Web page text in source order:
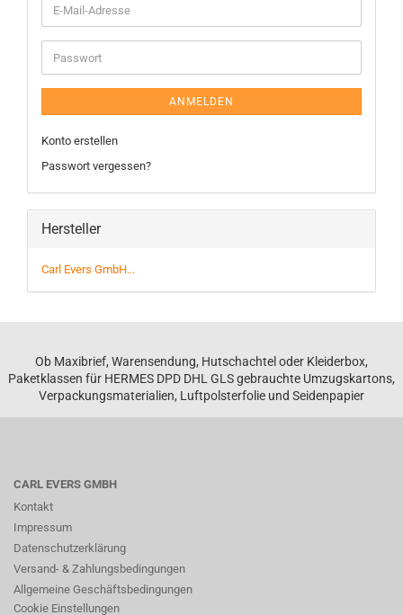
ANMELDEN
Konto erstellen
Passwort vergessen?
Hersteller
Carl Evers GmbH...
Ob Maxibrief, Warensendung, Hutschachtel oder Kleiderbox,
Paketklassen für HERMES DPD DHL GLS gebrauchte Umzugskartons,
Verpackungsmaterialien, Luftpolsterfolie und Seidenpapier
CARL EVERS GMBH
Kontakt
Impressum
Datenschutzerklärung
Versand- & Zahlungsbedingungen
Allgemeine Geschäftsbedingungen
Cookie Einstellungen